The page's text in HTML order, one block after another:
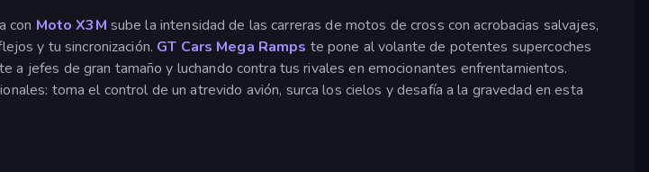
con Moto X3M sube la intensidad de las carreras de motos de cross con acrobacias salvajes,
y tu sincronización. GT Cars Mega Ramps te pone al volante de potentes supercoches
jefes de gran tamaño y luchando contra tus rivales en emocionantes enfrentamientos.
toma el control de un atrevido avión, surca los cielos y desafía a la gravedad en esta